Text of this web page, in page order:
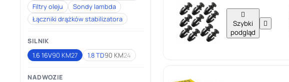
Filtry oleju
Sondy lambda
Łączniki drążków stabilizatora
SILNIK
1.6 16V90 KM27 1.8 TD90 KM24
NADWOZIE

Szybki
podgląd
